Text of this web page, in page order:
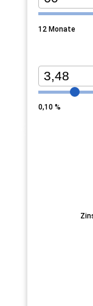
12Monate
0,10%